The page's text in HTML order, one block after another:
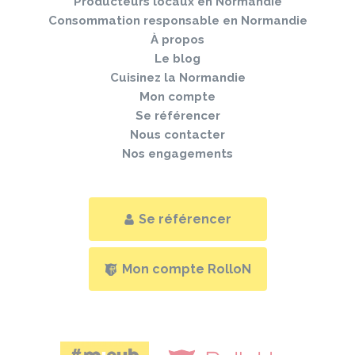
Consommation responsable en Normandie
À propos
Le blog
Cuisinez la Normandie
Mon compte
Se référencer
Nous contacter
Nos engagements
Se référencer
Mon compte RolloN